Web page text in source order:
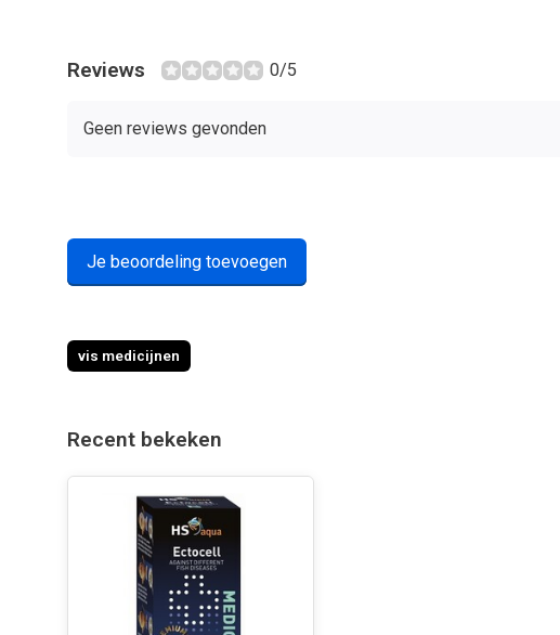
Reviews 0/5
Geen reviews gevonden
Je beoordeling toevoegen
vis medicijnen
Recent bekeken